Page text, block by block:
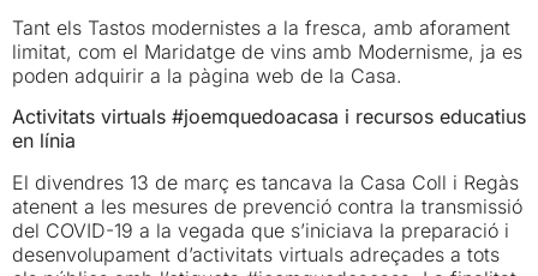
Tant els Tastos modernistes a la fresca, amb aforament
limitat, com el Maridatge de vins amb Modernisme, ja es
poden adquirir a la pàgina web de la Casa.
Activitats virtuals #joemquedoacasa i recursos educatius
en línia
El divendres 13 de març es tancava la Casa Coll i Regàs
atenent a les mesures de prevenció contra la transmissió
del COVID-19 a la vegada que s’iniciava la preparació i
desenvolupament d’activitats virtuals adreçades a tots